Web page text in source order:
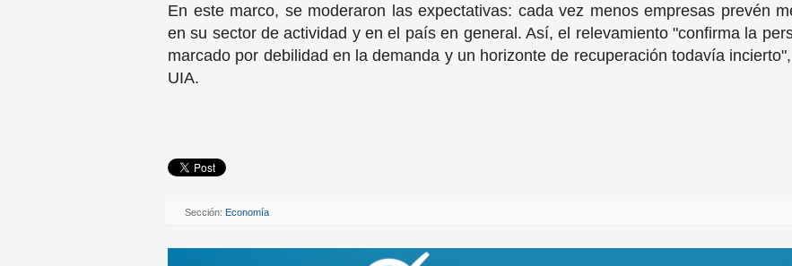
En este marco, se moderaron las expectativas: cada vez menos empresas prevén
en su sector de actividad y en el país en general. Así, el relevamiento "confirma la
marcado por debilidad en la demanda y un horizonte de recuperación todavía
UIA.
Sección: Economía